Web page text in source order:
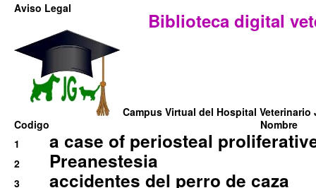
Aviso Legal
Biblioteca digital
Campus Virtual del Hospital Veterinario
Codigo
Nombre
1
a case of periosteal
2 Preanestesia
3 accidentes del perro de caza